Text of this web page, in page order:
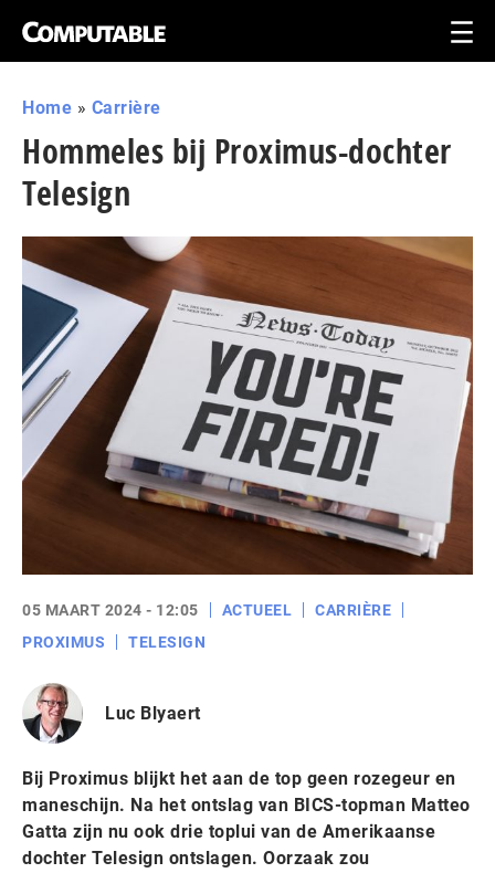
Home » Carrière
Hommeles bij Proximus-dochter
Telesign
05 MAART 2024 - 12:05 ACTUEEL
CARRIÈRE
PROXIMUS
TELESIGN
Luc Blyaert
Bij Proximus blijkt het aan de top geen rozegeur en
maneschijn. Na het ontslag van BICS-topman Matteo
Gatta zijn nu ook drie toplui van de Amerikaanse
dochter Telesign ontslagen. Oorzaak zou